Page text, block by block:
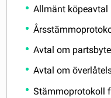
Allmänt köpeavtal
Avtal om partsbyte
Avtal om
Stämmoprotokoll